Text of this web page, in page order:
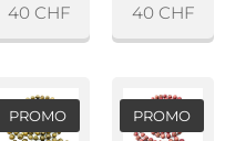
40CHF 40CHF
PROMO PROMO